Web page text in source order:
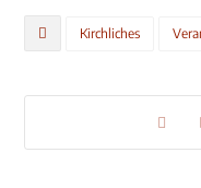
Kirchliches